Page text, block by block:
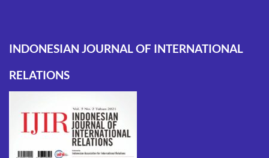
INDONESIAN JOURNAL OF INTERNATIONAL
RELATIONS